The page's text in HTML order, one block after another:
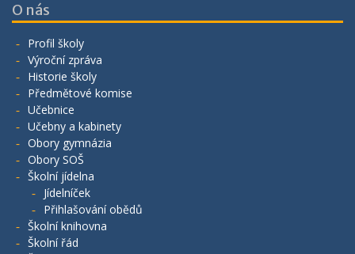
O nás
Profil školy
Výroční zpráva
Historie školy
Předmětové komise
Učebnice
Učebny a kabinety
Obory gymnázia
Obory SOŠ
Školní jídelna
Jídelníček
Přihlašování obědů
Školní knihovna
Školní řád